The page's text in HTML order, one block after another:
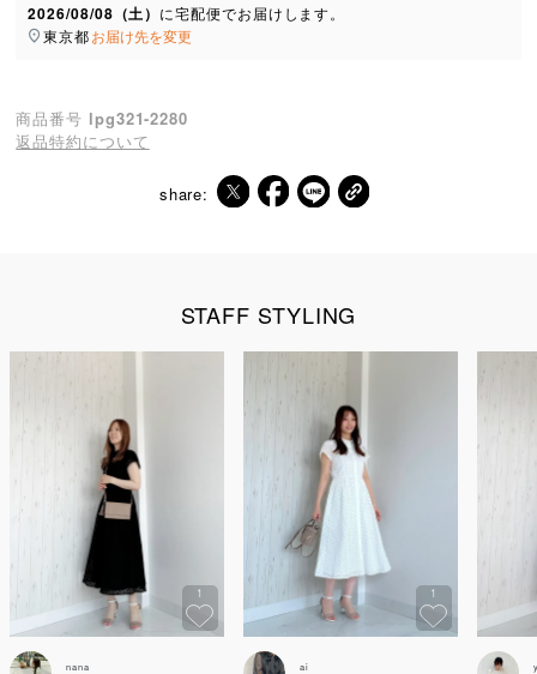
2026/08/08（土） に宅配便でお届けします。
東京都お届け先を変更
商品番号 lpg321-2280
返品特約について
share:
STAFF STYLING
1
nana
1
ai